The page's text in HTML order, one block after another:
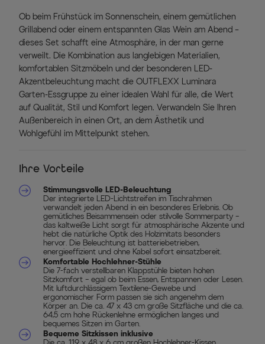
Ob beim Frühstück im Sonnenschein, einem gemütlichen
Grillabend oder einem entspannten Glas Wein am Abend –
dieses Set schafft eine Atmosphäre, in der man gerne
verweilt. Die Kombination aus langlebigen Materialien,
komfortablen Sitzmöbeln und der besonderen LED-
Akzentbeleuchtung macht die OUTFLEXX Luminara
Garten-Essgruppe zu einer idealen Wahl für alle, die Wert
auf Qualität, Stil und Komfort legen. Verwandeln Sie Ihren
Außenbereich in einen Ort, an dem Ästhetik und
Wohlgefühl im Mittelpunkt stehen.
Ihre Vorteile
Stimmungsvolle LED-Beleuchtung
Der integrierte LED-Lichtstreifen im Tischrahmen
verwandelt jeden Abend in ein besonderes Erlebnis. Ob
gemütliches Beisammensein oder stilvolle Sommerparty –
das kaltweiße Licht sorgt für atmosphärische Akzente und
hebt die natürliche Optik des Holzimitats besonders
hervor. Die Beleuchtung ist batteriebetrieben,
energieeffizient und ohne Kabel sofort einsatzbereit.
Komfortable Hochlehner-Stühle
Die 7-fach verstellbaren Klappstühle bieten hohen
Sitzkomfort – egal ob beim Essen, Entspannen oder Lesen.
Mit luftdurchlässigem Textilene-Gewebe und
ergonomischer Form passen sie sich angenehm dem
Körper an. Die ca. 47 x 43 cm große Sitzfläche und die ca.
64,5 cm hohe Rückenlehne ermöglichen langes und
bequemes Sitzen im Garten.
Bequeme Sitzkissen inklusive